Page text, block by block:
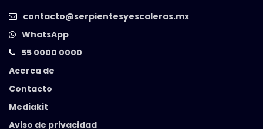
contacto@serpientesyescaleras.mx
WhatsApp
55 0000 0000
Acerca de
Contacto
Mediakit
Aviso de privacidad